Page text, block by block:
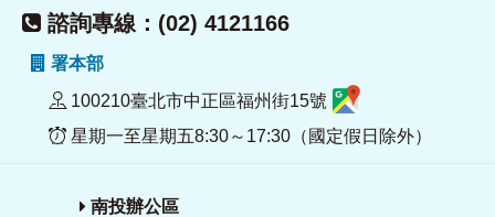
諮詢專線：(02) 4121166
署本部
100210臺北市中正區福州街15號
星期一至星期五8:30～17:30（國定假日除外）
南投辦公區